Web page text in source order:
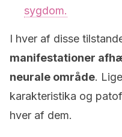
sygdom.
I hver af disse
manifestationer
neurale område.
karakteristika og
hver af dem.